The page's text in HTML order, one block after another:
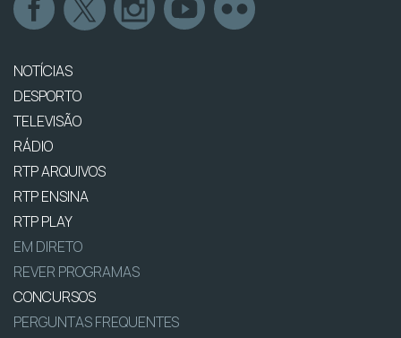
NOTÍCIAS
DESPORTO
TELEVISÃO
RÁDIO
RTP ARQUIVOS
RTP ENSINA
RTP PLAY
EM DIRETO
REVER PROGRAMAS
CONCURSOS
PERGUNTAS FREQUENTES